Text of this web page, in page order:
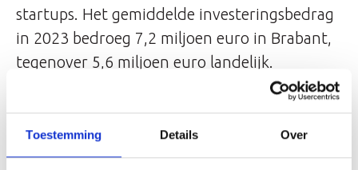
Toestemming Details Over
startups. Het gemiddelde investeringsbedrag
in 2023 bedroeg 7,2 miljoen euro in Brabant,
tegenover 5,6 miljoen euro landelijk.
Opvallend feit is dat de helft van de totale
deeptechfinancieringen in Nederland naar
Brabantse bedrijven ging.